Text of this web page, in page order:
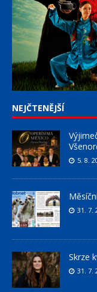
NEJČTENĚJŠÍ
5. 8.
31. 7.
Skrze
31. 7.